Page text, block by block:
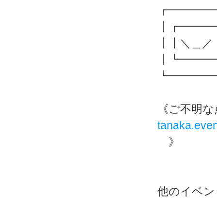
┃┃＼＿
《ご不明
》
他のイベ